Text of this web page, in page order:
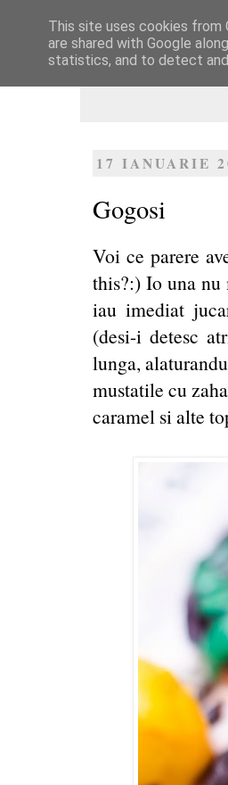
Dulcegarii
17 IANUARIE
Gogosi
Voi ce parere
this?:) Io una
iau imediat
(desi-i detesc
lunga,
mustatile cu
caramel si alte
This site uses cookies from
are shared with Google
statistics, and to detect and